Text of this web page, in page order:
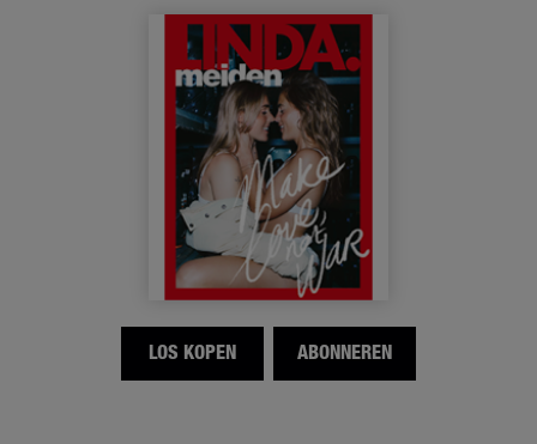
LOS KOPEN ABONNEREN